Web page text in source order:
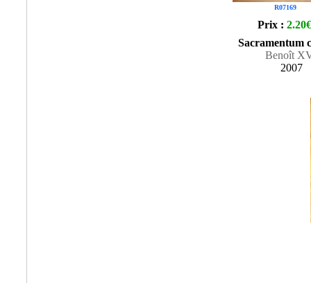
R07169
Prix : 2.20€
Sacramentum
Benoît
2007